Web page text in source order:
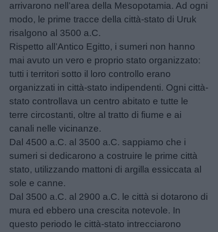
Schede
didattiche
Disegni
Storie
bambini
Feste
e
giornate
Filastrocche
arrivarono nell’area della Mesopotamia. Ad ogni
modo, le prime tracce della città-stato di Uruk
risalgono al 3500 a.C.
Rispetto all’Antico Egitto, i sumeri non hanno
mai avuto un vero e proprio stato organizzato:
tutti i territori sotto il loro controllo erano
organizzati in città-stato indipendenti. Ogni città-
stato controllava un centro abitato e tutte le
terre circostanti, oltre al tratto di fiume e ai
canali nelle vicinanze.
Dal 4500 a.C. al 3500 a.C. sappiamo che i
sumeri si dedicarono a costruire le prime città
stato, utilizzando mattoni di argilla essiccata al
sole e canne.
Dal 3500 a.C. al 2900 a.C. le città si dotarono di
mura ed ebbero una crescita notevole. In
questo periodo le città-stato intrecciarono